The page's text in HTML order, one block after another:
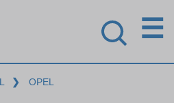
☰
❯ OPEL